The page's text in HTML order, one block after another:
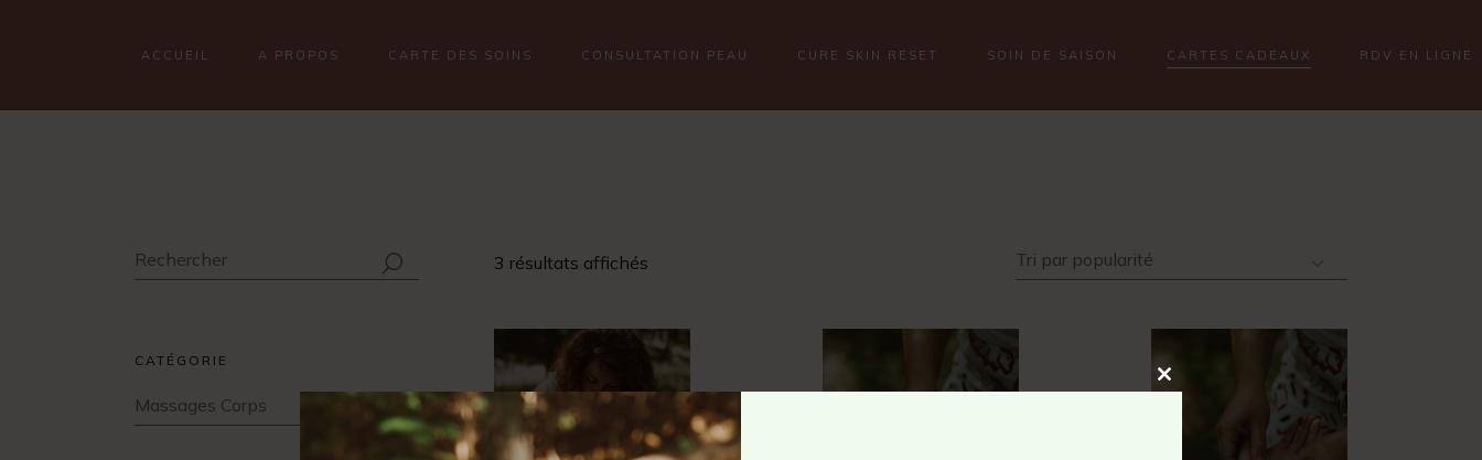
ACCUEIL A PROPOS CARTE DES SOINS CONSULTATION PEAU CURE SKIN RESET SOIN DE SAISON CARTES CADEAUX RDV EN LIGNE
3 résultats affichés Tri par popularité
CATÉGORIE
×
Massages Corps
Close